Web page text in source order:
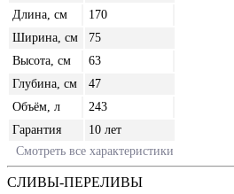
Длина, см
170
Ширина, см
75
Высота, см
63
Глубина, см
47
Объём, л
243
Гарантия
10 лет
Смотреть все характеристики
СЛИВЫ-ПЕРЕЛИВЫ